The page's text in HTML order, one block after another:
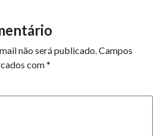
não será publicado. Campos
com*